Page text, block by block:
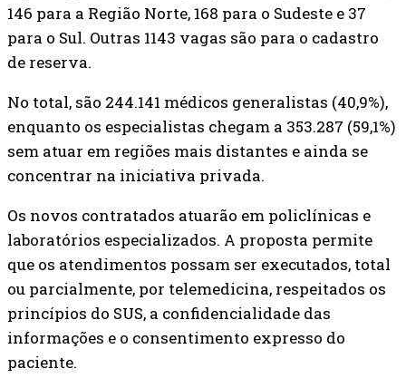
146 para a Região Norte, 168 para o Sudeste e 37
para o Sul. Outras 1143 vagas são para o cadastro
de reserva.
No total, são 244.141 médicos generalistas (40,9%),
enquanto os especialistas chegam a 353.287 (59,1%)
sem atuar em regiões mais distantes e ainda se
concentrar na iniciativa privada.
Os novos contratados atuarão em policlínicas e
laboratórios especializados. A proposta permite
que os atendimentos possam ser executados, total
ou parcialmente, por telemedicina, respeitados os
princípios do SUS, a confidencialidade das
informações e o consentimento expresso do
paciente.